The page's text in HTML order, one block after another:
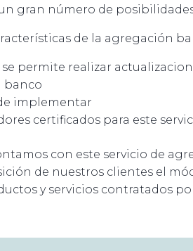
gran número de
de la agregación
permite realizar
banco
implementar
certificados para este
con este servicio de
de nuestros clientes el
y servicios contratados